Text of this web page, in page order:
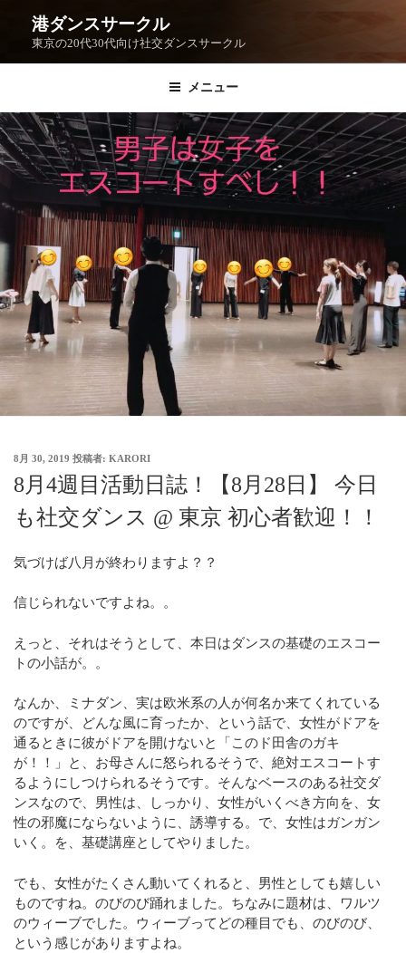
港ダンスサークル
東京の20代30代向け社交ダンスサークル
メニュー
8月 30, 2019 投稿者: KARORI
8月4週目活動日誌！【8月28日】 今日
も社交ダンス @ 東京 初心者歓迎！！
気づけば八月が終わりますよ？？
信じられないですよね。。
えっと、それはそうとして、本日はダンスの基礎のエスコー
トの小話が。。
なんか、ミナダン、実は欧米系の人が何名か来てくれている
のですが、どんな風に育ったか、という話で、女性がドアを
通るときに彼がドアを開けないと「このド田舎のガキ
が！！」と、お母さんに怒られるそうで、絶対エスコートす
るようにしつけられるそうです。そんなベースのある社交ダ
ンスなので、男性は、しっかり、女性がいくべき方向を、女
性の邪魔にならないように、誘導する。で、女性はガンガン
いく。を、基礎講座としてやりました。
でも、女性がたくさん動いてくれると、男性としても嬉しい
ものですね。のびのび踊れました。ちなみに題材は、ワルツ
のウィーブでした。ウィーブってどの種目でも、のびのび、
という感じがありますよね。